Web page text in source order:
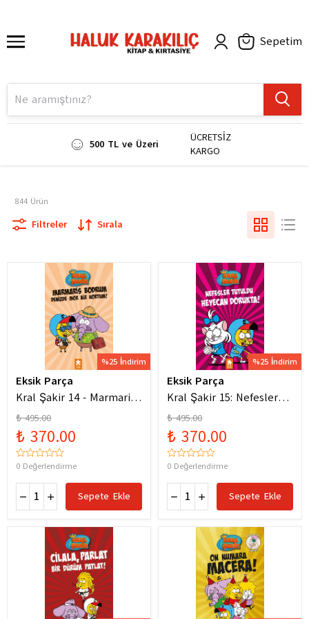
Sepetim
500 TL ve Üzeri
ÜCRETSİZ
KARGO
844 Ürün
Filtreler Sırala
%25 İndirim
Eksik Parça
Kral Şakir 14 - Marmaris
Bodrum Denizde Mor Bir
Hortum
₺ 495.00
₺ 370.00
0 Değerlendirme
Sepete Ekle
%25 İndirim
Eksik Parça
Kral Şakir 15: Nefesler
Tutuldu Heyecan Dorukta
₺ 495.00
₺ 370.00
0 Değerlendirme
Sepete Ekle